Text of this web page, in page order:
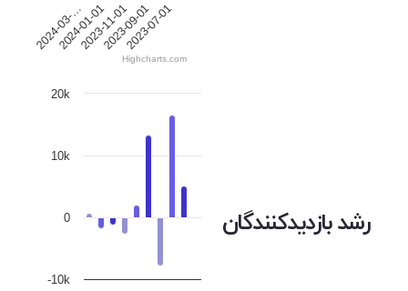
2024-03-…
2024-01-01
2023-11-01
2023-09-01
2023-07-01
Highcharts.com
رشد بازدیدکنندگان
-10k
0
10k
20k